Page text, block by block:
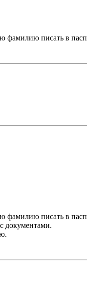
фамилию писать в
фамилию писать в
документами.